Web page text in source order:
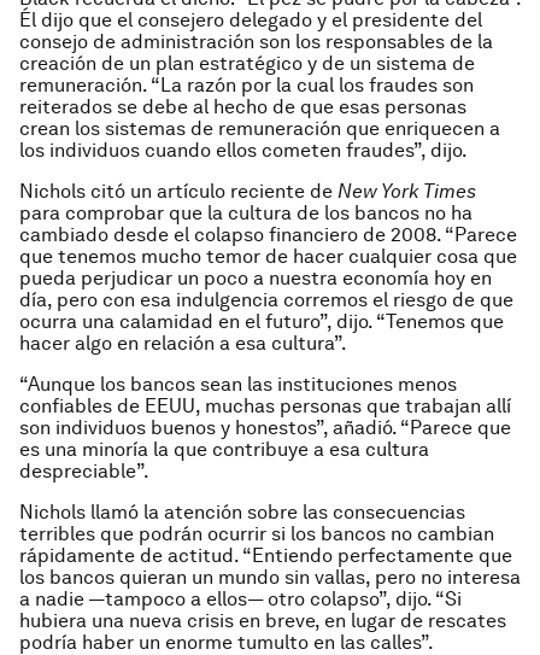
Él dijo que el consejero delegado y el presidente del
consejo de administración son los responsables de la
creación de un plan estratégico y de un sistema de
remuneración. “La razón por la cual los fraudes son
reiterados se debe al hecho de que esas personas
crean los sistemas de remuneración que enriquecen a
los individuos cuando ellos cometen fraudes”, dijo.
Nichols citó un artículo reciente de New York Times
para comprobar que la cultura de los bancos no ha
cambiado desde el colapso financiero de 2008. “Parece
que tenemos mucho temor de hacer cualquier cosa que
pueda perjudicar un poco a nuestra economía hoy en
día, pero con esa indulgencia corremos el riesgo de que
ocurra una calamidad en el futuro”, dijo. “Tenemos que
hacer algo en relación a esa cultura”.
“Aunque los bancos sean las instituciones menos
confiables de EEUU, muchas personas que trabajan allí
son individuos buenos y honestos”, añadió. “Parece que
es una minoría la que contribuye a esa cultura
despreciable”.
Nichols llamó la atención sobre las consecuencias
terribles que podrán ocurrir si los bancos no cambian
rápidamente de actitud. “Entiendo perfectamente que
los bancos quieran un mundo sin vallas, pero no interesa
a nadie —tampoco a ellos— otro colapso”, dijo. “Si
hubiera una nueva crisis en breve, en lugar de rescates
podría haber un enorme tumulto en las calles”.